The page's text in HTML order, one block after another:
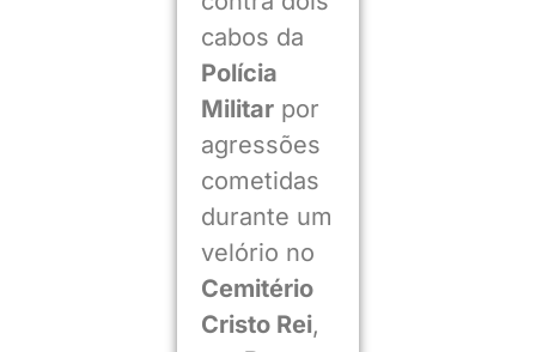
cabos da
Polícia
Militarpor
agressões
cometidas
durante um
velório no
Cemitério
Cristo Rei,